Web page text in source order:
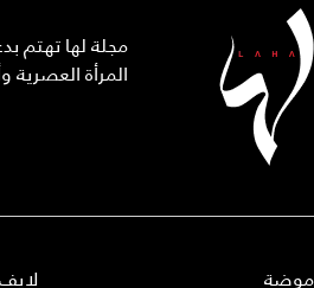
مجلة لها تهتم
المرأة العصرية
موضة